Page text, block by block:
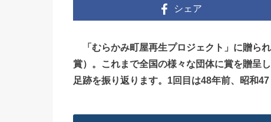
シェア
「むらかみ町屋再生プロジェクト」に贈ら
賞）。これまで全国の様々な団体に賞を贈呈
足跡を振り返ります。1回目は48年前、昭和